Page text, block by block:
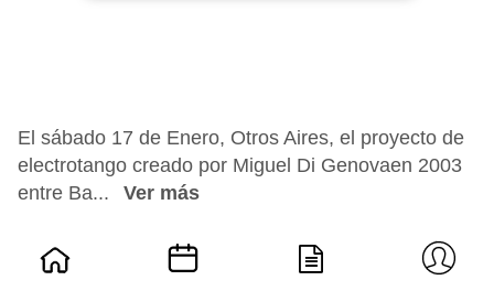
El sábado 17 de Enero, Otros Aires, el proyecto de
electrotango creado por Miguel Di Genovaen 2003
entre Ba...
Ver más